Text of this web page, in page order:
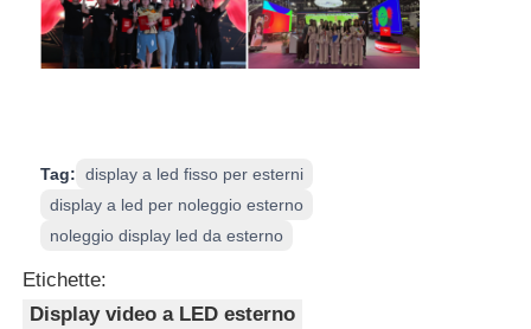
Tag: display a led fisso per esterni
display a led per noleggio esterno
noleggio display led da esterno
Etichette:
Display video a LED esterno